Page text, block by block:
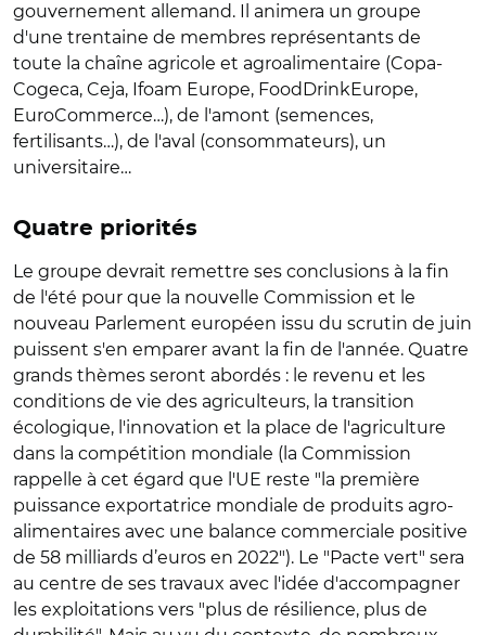
gouvernement allemand. Il animera un groupe
d'une trentaine de membres représentants de
toute la chaîne agricole et agroalimentaire (Copa-
Cogeca, Ceja, Ifoam Europe, FoodDrinkEurope,
EuroCommerce…), de l'amont (semences,
fertilisants…), de l'aval (consommateurs), un
universitaire…
Quatre priorités
Le groupe devrait remettre ses conclusions à la fin
de l'été pour que la nouvelle Commission et le
nouveau Parlement européen issu du scrutin de juin
puissent s'en emparer avant la fin de l'année. Quatre
grands thèmes seront abordés : le revenu et les
conditions de vie des agriculteurs, la transition
écologique, l'innovation et la place de l'agriculture
dans la compétition mondiale (la Commission
rappelle à cet égard que l'UE reste "la première
puissance exportatrice mondiale de produits agro-
alimentaires avec une balance commerciale positive
de 58 milliards d’euros en 2022"). Le "Pacte vert" sera
au centre de ses travaux avec l'idée d'accompagner
les exploitations vers "plus de résilience, plus de